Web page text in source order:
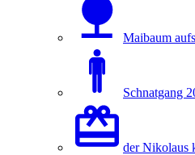
Maibaum
Schnatgang
der Nikolaus